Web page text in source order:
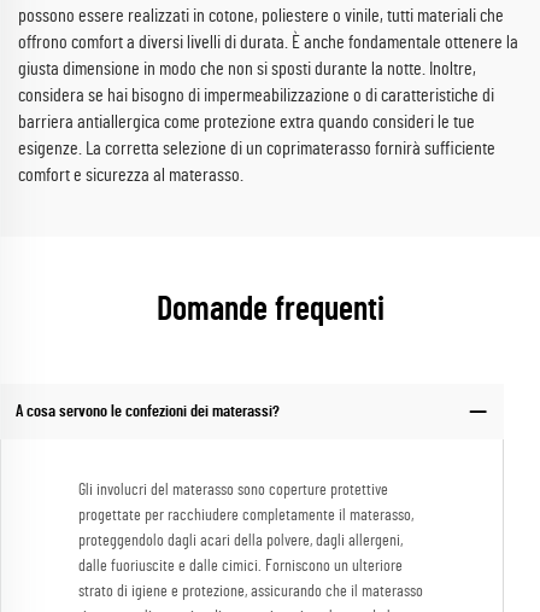
possono essere realizzati in cotone, poliestere o vinile, tutti materiali che
offrono comfort a diversi livelli di durata. È anche fondamentale ottenere la
giusta dimensione in modo che non si sposti durante la notte. Inoltre,
considera se hai bisogno di impermeabilizzazione o di caratteristiche di
barriera antiallergica come protezione extra quando consideri le tue
esigenze. La corretta selezione di un coprimaterasso fornirà sufficiente
comfort e sicurezza al materasso.
Domande frequenti
A cosa servono le confezioni dei materassi?
Gli involucri del materasso sono coperture protettive
progettate per racchiudere completamente il materasso,
proteggendolo dagli acari della polvere, dagli allergeni,
dalle fuoriuscite e dalle cimici. Forniscono un ulteriore
strato di igiene e protezione, assicurando che il materasso